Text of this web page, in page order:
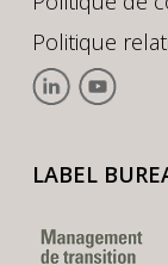
Politique
LABEL